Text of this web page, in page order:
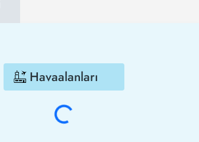
Havaalanları